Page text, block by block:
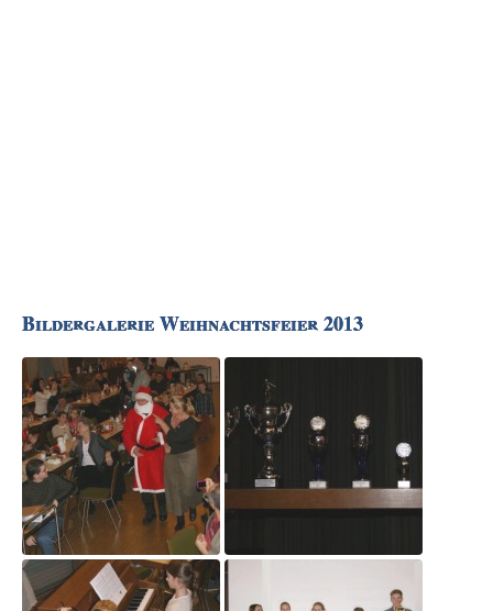
Bildergalerie Weihnachtsfeier 2013